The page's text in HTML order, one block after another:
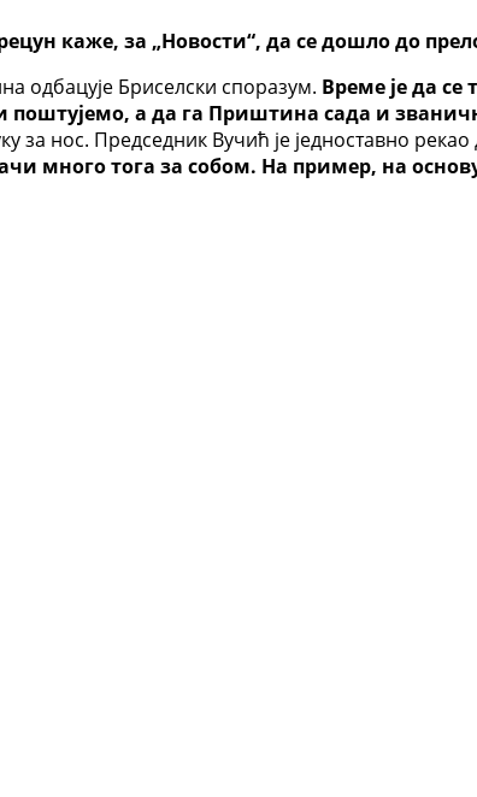
каже, за „Новости“, да се дошло до
одбацује Бриселски споразум. Време је да
а да га Приштина сада и
за нос. Председник Вучић је једноставно
много тога за собом. На пример, на